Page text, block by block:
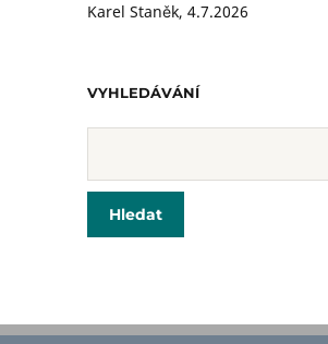
Karel Staněk,4.7.2026
VYHLEDÁVÁNÍ